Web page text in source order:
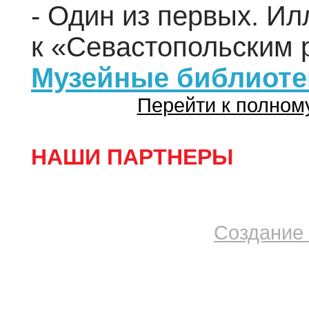
- Один из первых.
к «Севастопольским
Музейные
Перейти к
НАШИ ПАРТНЕРЫ
Создание